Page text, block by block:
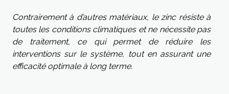
Contrairement à d’autres matériaux, le zinc résiste à
toutes les conditions climatiques et ne nécessite pas
de traitement, ce qui permet de réduire les
interventions sur le système, tout en assurant une
efficacité optimale à long terme.